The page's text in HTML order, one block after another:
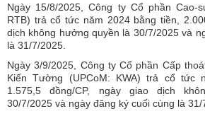
Ngày 15/8/2025, Công ty Cổ phần Cao-
RTB) trả cổ tức năm 2024 bằng tiền,
dịch không hưởng quyền là 30/7/2025 và
là 31/7/2025.
Ngày 3/9/2025, Công ty Cổ phần Cấp
Kiến Tường (UPCoM: KWA) trả cổ tức
1.575,5 đồng/CP, ngày giao dịch
30/7/2025 và ngày đăng ký cuối cùng là 31/